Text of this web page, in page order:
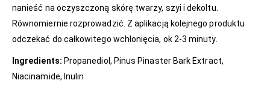
nanieść na oczyszczoną skórę twarzy, szyi i dekoltu.
Równomiernie rozprowadzić. Z aplikacją kolejnego produktu
odczekać do całkowitego wchłonięcia, ok 2-3 minuty.
Ingredients: Propanediol, Pinus Pinaster Bark Extract,
Niacinamide, Inulin